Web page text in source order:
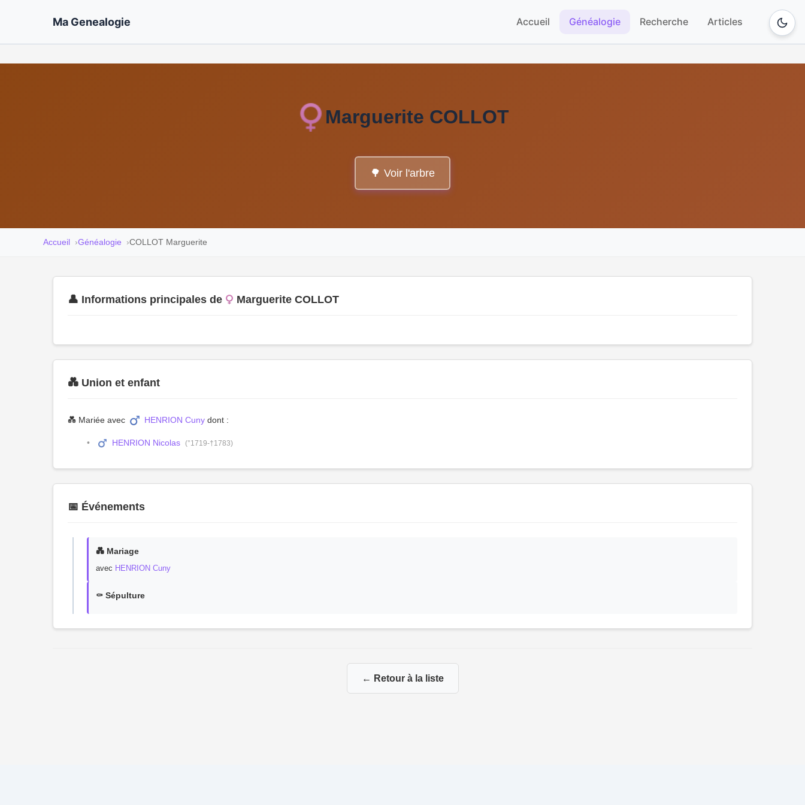
Ma Genealogie Accueil Généalogie Recherche Articles
Marguerite COLLOT
🌳 Voir l'arbre
Accueil Généalogie COLLOT Marguerite
👤 Informations principales de Marguerite COLLOT
💑 Union et enfant
💑 Mariée avec HENRION Cuny dont :
HENRION Nicolas (°1719-†1783)
📅 Événements
💑 Mariage
avec HENRION Cuny
⚰️ Sépulture
← Retour à la liste